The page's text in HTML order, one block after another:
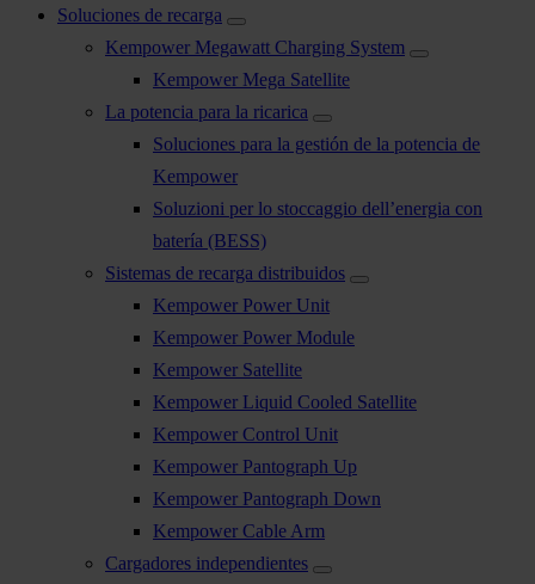
Soluciones de recarga
Kempower Megawatt Charging System
Kempower Mega Satellite
La potencia para la ricarica
Soluciones para la gestión de la potencia de
Kempower
Soluzioni per lo stoccaggio dell’energia con
batería (BESS)
Sistemas de recarga distribuidos
Kempower Power Unit
Kempower Power Module
Kempower Satellite
Kempower Liquid Cooled Satellite
Kempower Control Unit
Kempower Pantograph Up
Kempower Pantograph Down
Kempower Cable Arm
Cargadores independientes